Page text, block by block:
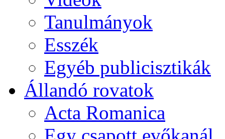
Tanulmányok
Esszék
Egyéb publicisztikák
Állandó rovatok
Acta Romanica